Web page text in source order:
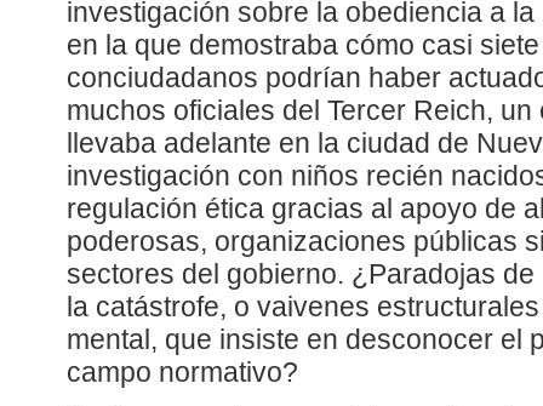
investigación sobre la obediencia a
en la que demostraba cómo casi
conciudadanos podrían haber
muchos oficiales del Tercer Reich,
llevaba adelante en la ciudad de
investigación con niños recién
regulación ética gracias al apoyo de
poderosas, organizaciones públicas
sectores del gobierno. ¿Paradojas
la catástrofe, o vaivenes
mental, que insiste en desconocer el
campo normativo?